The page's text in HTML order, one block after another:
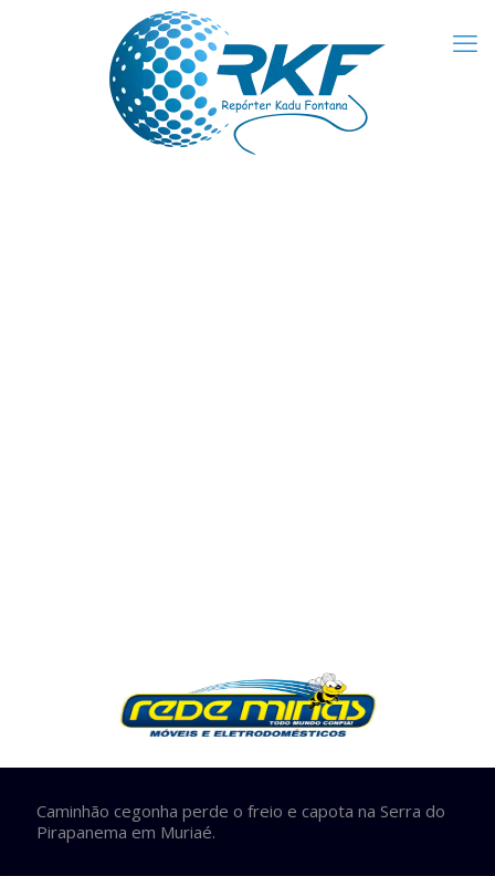
Caminhão cegonha perde o freio e capota na Serra do
Pirapanema em Muriaé.